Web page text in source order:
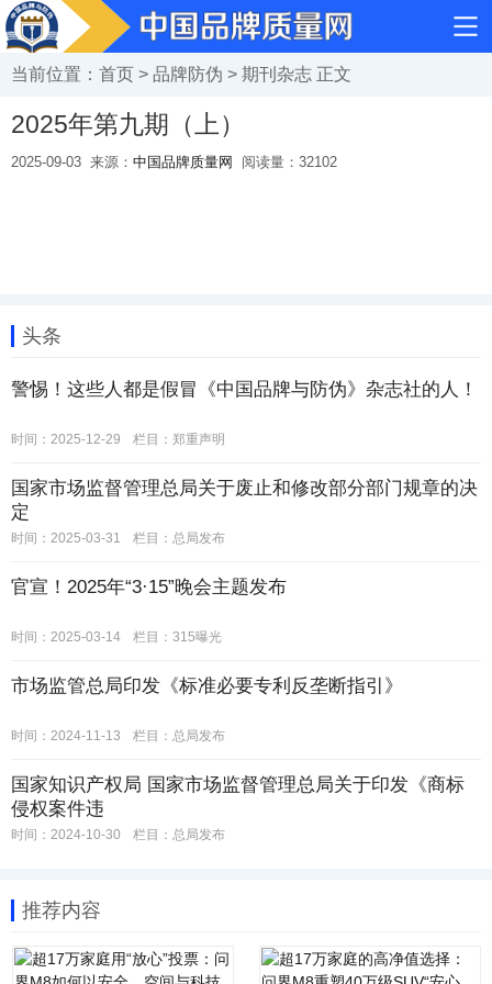
当前位置： 首页 > 品牌防伪 > 期刊杂志 正文
2025年第九期（上）
2025-09-03 来源： 中国品牌质量网 阅读量： 32102
头条
警惕！这些人都是假冒《中国品牌与防伪》杂志社的人！
时间：2025-12-29 栏目： 郑重声明
国家市场监督管理总局关于废止和修改部分部门规章的决
定
时间：2025-03-31 栏目： 总局发布
官宣！2025年“3·15”晚会主题发布
时间：2025-03-14 栏目： 315曝光
市场监管总局印发《标准必要专利反垄断指引》
时间：2024-11-13 栏目： 总局发布
国家知识产权局 国家市场监督管理总局关于印发《商标
侵权案件违
时间：2024-10-30 栏目： 总局发布
推荐内容